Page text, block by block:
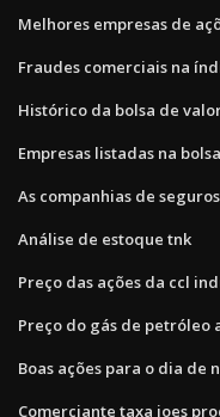
Melhores empresas de
Fraudes comerciais na
Histórico da bolsa de
Empresas listadas na
As companhias de
Análise de estoque tnk
Preço das ações da ccl
Preço do gás de petróleo
Boas ações para o dia de
Comerciante taxa joes